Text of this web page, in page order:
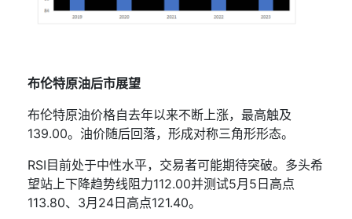
布伦特原油后市展望
布伦特原油价格自去年以来不断上涨，最高触及
139.00。油价随后回落，形成对称三角形形态。
RSI 目前处于中性水平，交易者可能期待突破。多头希
望站上下降趋势线阻力112.00并测试5月 5 日高点
113.80、 3月 24 日高点121.40。